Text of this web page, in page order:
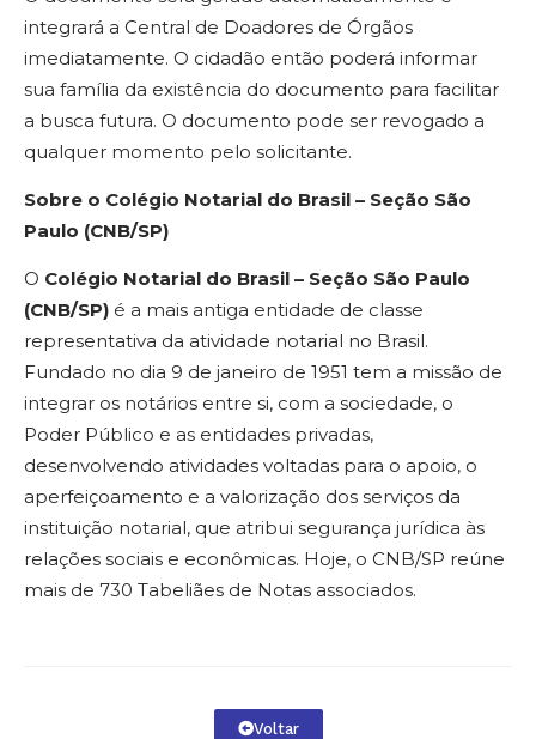
integrará a Central de Doadores de Órgãos
imediatamente. O cidadão então poderá informar
sua família da existência do documento para facilitar
a busca futura. O documento pode ser revogado a
qualquer momento pelo solicitante.
Sobre o Colégio Notarial do Brasil – Seção São
Paulo (CNB/SP)
O Colégio Notarial do Brasil – Seção São Paulo
(CNB/SP) é a mais antiga entidade de classe
representativa da atividade notarial no Brasil.
Fundado no dia 9 de janeiro de 1951 tem a missão de
integrar os notários entre si, com a sociedade, o
Poder Público e as entidades privadas,
desenvolvendo atividades voltadas para o apoio, o
aperfeiçoamento e a valorização dos serviços da
instituição notarial, que atribui segurança jurídica às
relações sociais e econômicas. Hoje, o CNB/SP reúne
mais de 730 Tabeliães de Notas associados.
Voltar